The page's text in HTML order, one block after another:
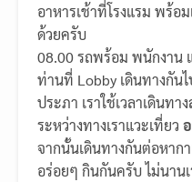
อาหารเช้าที่โรงแรม พร้อ
ด้วยครับ
08.00 รถพร้อม พนักงาน
ท่านที่ Lobby เดินทางกัน
ประภา เราใช้เวลาเดินท
ระหว่างทางเราแวะเที่ยว
จากนั้นเดินทางกันต่อหาก
อร่อยๆ กินกันครับ ไม่นาน